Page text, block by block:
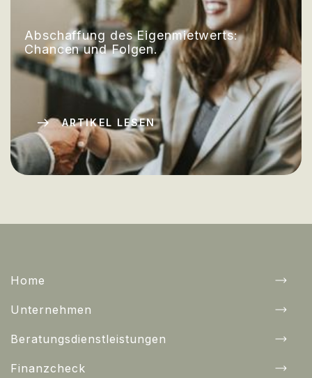
Abschaffung des Eigenmietwerts:
Chancen und Folgen.
ARTIKEL LESEN
Home
Unternehmen
Beratungsdienstleistungen
Finanzcheck